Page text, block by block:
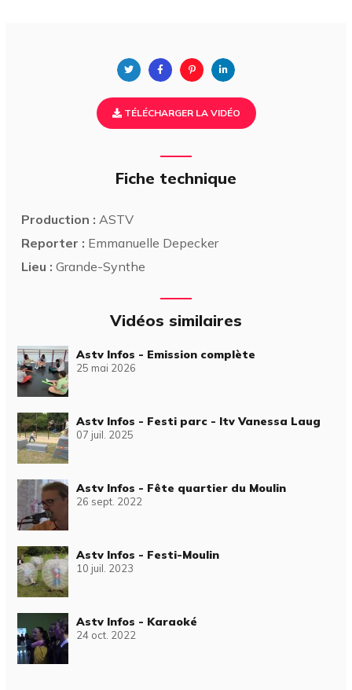
TÉLÉCHARGER LA VIDÉO
Fiche technique
Production : ASTV
Reporter : Emmanuelle Depecker
Lieu : Grande-Synthe
Vidéos similaires
Astv Infos - Emission complète
25 mai 2026
Astv Infos - Festi parc - Itv Vanessa Laug
07 juil. 2025
Astv Infos - Fête quartier du Moulin
26 sept. 2022
Astv Infos - Festi-Moulin
10 juil. 2023
Astv Infos - Karaoké
24 oct. 2022